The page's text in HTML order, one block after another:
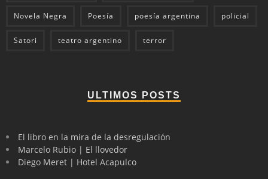
Novela Negra Poesía poesía argentina policial
Satori teatro argentino terror
ULTIMOS POSTS
El libro en la mira de la desregulación
Marcelo Rubio | El llovedor
Diego Meret | Hotel Acapulco